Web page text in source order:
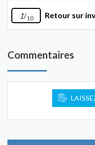
1/10 Retour sur
Commentaires